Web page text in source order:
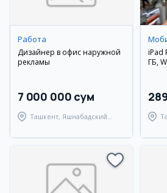
Работа
Дизайнер в офис наружной
рекламы
7 000 000 сум
Ташкент, Яшнабадский
iPad
ГБ,